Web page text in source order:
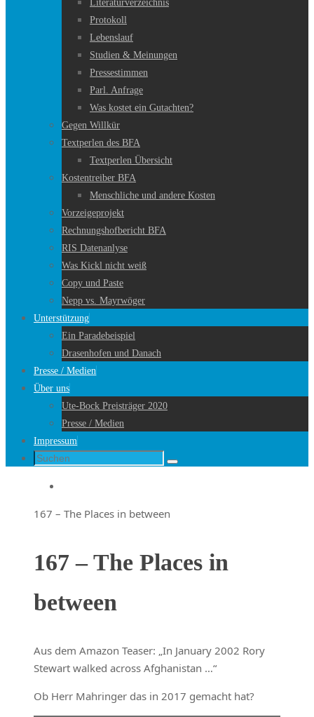
Literaturverzeichnis
Protokoll
Lebenslauf
Studien & Meinungen
Pressestimmen
Parl. Anfrage
Was kostet ein Gutachten?
Gegen Willkür
Textperlen des BFA
Textperlen Übersicht
Kostentreiber BFA
Menschliche und andere Kosten
Vorzeigeprojekt
Rechnungshofbericht BFA
RIS Datenanlyse
Was Kickl nicht weiß
Copy und Paste
Nepp vs. Mayrwöger
Unterstützung
Ein Paradebeispiel
Drasenhofen und Danach
Presse / Medien
Über uns
Ute-Bock Preisträger 2020
Presse / Medien
Impressum
Suche
Suchen
Startseite
167 – The Places in between
167 – The Places in
between
Aus dem Amazon Teaser: „In January 2002 Rory
Stewart walked across Afghanistan …“
Ob Herr Mahringer das in 2017 gemacht hat?